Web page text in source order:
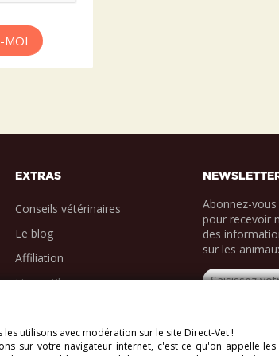
MOI
EXTRAS
Conseils vétérinaires
Le blog
Affiliation
Liens utiles
Abonnez-
pour recevoir
des
sur les
utilisons avec modération sur le site Direct-Vet !
sur votre navigateur internet, c'est ce qu'on appelle